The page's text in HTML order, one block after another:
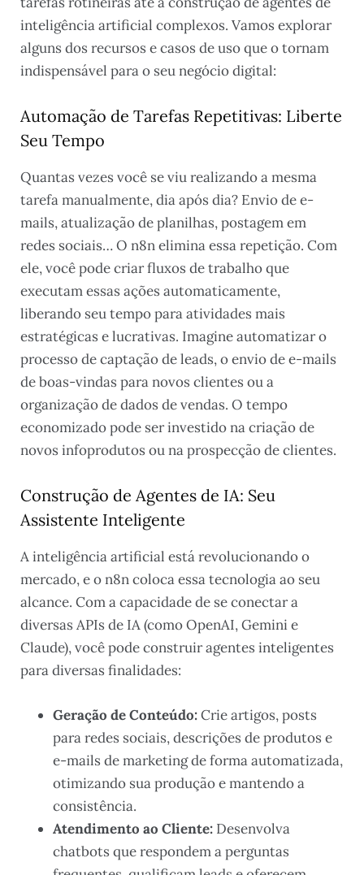
inteligência artificial complexos. Vamos explorar
alguns dos recursos e casos de uso que o tornam
indispensável para o seu negócio digital:
Automação de Tarefas Repetitivas: Liberte
Seu Tempo
Quantas vezes você se viu realizando a mesma
tarefa manualmente, dia após dia? Envio de e-
mails, atualização de planilhas, postagem em
redes sociais… O n8n elimina essa repetição. Com
ele, você pode criar fluxos de trabalho que
executam essas ações automaticamente,
liberando seu tempo para atividades mais
estratégicas e lucrativas. Imagine automatizar o
processo de captação de leads, o envio de e-mails
de boas-vindas para novos clientes ou a
organização de dados de vendas. O tempo
economizado pode ser investido na criação de
novos infoprodutos ou na prospecção de clientes.
Construção de Agentes de IA: Seu
Assistente Inteligente
A inteligência artificial está revolucionando o
mercado, e o n8n coloca essa tecnologia ao seu
alcance. Com a capacidade de se conectar a
diversas APIs de IA (como OpenAI, Gemini e
Claude), você pode construir agentes inteligentes
para diversas finalidades:
Geração de Conteúdo:Crie artigos, posts
para redes sociais, descrições de produtos e
e-mails de marketing de forma automatizada,
otimizando sua produção e mantendo a
consistência.
Atendimento ao Cliente: Desenvolva
chatbots que respondem a perguntas